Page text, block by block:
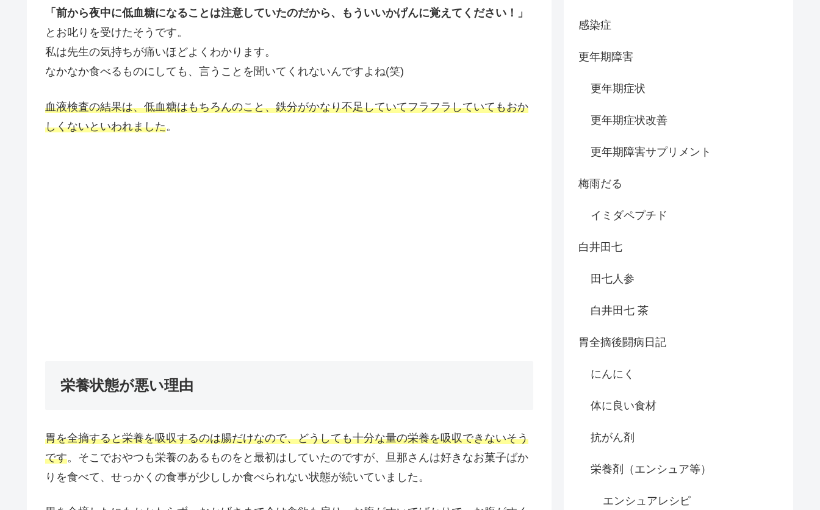
「前から夜中に低血糖になることは注意していたのだから、もういいかげんに覚えてください！」
とお叱りを受けたそうです。
私は先生の気持ちが痛いほどよくわかります。
なかなか食べるものにしても、言うことを聞いてくれないんですよね(笑)
血液検査の結果は、低血糖はもちろんのこと、鉄分がかなり不足していてフラフラしていてもおか
しくないといわれました。
栄養状態が悪い理由
胃を全摘すると栄養を吸収するのは腸だけなので、どうしても十分な量の栄養を吸収できないそう
です。そこでおやつも栄養のあるものをと最初はしていたのですが、旦那さんは好きなお菓子ばか
りを食べて、せっかくの食事が少ししか食べられない状態が続いていました。
感染症
更年期障害
更年期症状
更年期症状改善
更年期障害サプリメント
梅雨だる
イミダペプチド
白井田七
田七人参
白井田七 茶
胃全摘後闘病日記
にんにく
体に良い食材
抗がん剤
栄養剤（エンシュア等）
エンシュアレシピ